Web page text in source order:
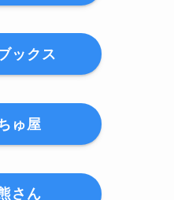
ックス
ゅ屋
さん